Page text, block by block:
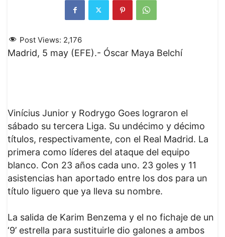
Post Views: 2,176
Madrid, 5 may (EFE).- Óscar Maya Belchí
Vinícius Junior y Rodrygo Goes lograron el
sábado su tercera Liga. Su undécimo y décimo
títulos, respectivamente, con el Real Madrid. La
primera como líderes del ataque del equipo
blanco. Con 23 años cada uno. 23 goles y 11
asistencias han aportado entre los dos para un
título liguero que ya lleva su nombre.
La salida de Karim Benzema y el no fichaje de un
‘9’ estrella para sustituirle dio galones a ambos